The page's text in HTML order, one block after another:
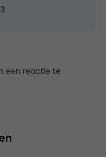
een reactie te